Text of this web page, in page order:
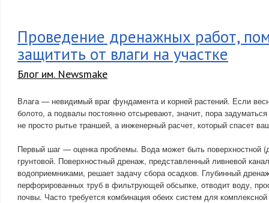
Проведение дренажных работ,
защитить от влаги на участке
Блог им. Newsmake
Влага — невидимый враг фундамента и корней растений. Если
болото, а подвалы постоянно отсыревают, значит, пора
не просто рытье траншей, а инженерный расчет, который спасет
Первый шаг — оценка проблемы. Вода может быть поверхностной
грунтовой. Поверхностный дренаж, представленный ливневой
водоприемниками, решает задачу сбора осадков. Глубинный
перфорированных труб в фильтрующей обсыпке, отводит воду,
почвы. Часто требуется комбинация обеих систем для